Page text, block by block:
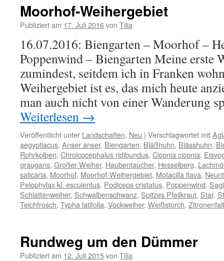
Moorhof-Weihergebiet
Publiziert am 17. Juli 2016von Tilia
16.07.2016: Biengarten – Moorhof –
Poppenwind – Biengarten Meine erste
zumindest, seitdem ich in Franken
Weihergebiet ist es, das mich heute
man auch nicht von einer Wanderung
Weiterlesen →
Veröffentlicht unter Landschaften, Neu | Verschlagwortet mit
aegyptiacus, Anser anser, Biengarten, Bläßhuhn, Blässhuhn,
Rohrkolben, Chroicocephalus ridibundus, Ciconia ciconia,
graugans, Großer Weiher, Haubentaucher, Hesselberg,
salicaria, Moorhof, Moorhof-Weihergebiet, Motacilla flava,
Pelophylax kl. esculentus, Podiceps cristatus, Poppenwind,
Schlattenweiher, Schwalbenschwanz, Spitzes Pfeilkraut, Star,
Teichfrosch, Typha latifolia, Vockweiher, Weißstorch,
Rundweg um den Dümmer
Publiziert am 12. Juli 2015von Tilia